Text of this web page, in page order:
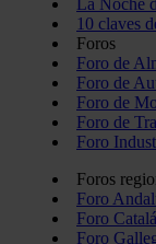
La Noche
10 claves
Foros
Foro de
Foro de
Foro de
Foro de
Foro
Foros
Foro
Foro
Foro